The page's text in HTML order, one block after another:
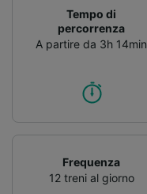
Tempo di
percorrenza
A partire da 3h 14min
Frequenza
12 treni al giorno